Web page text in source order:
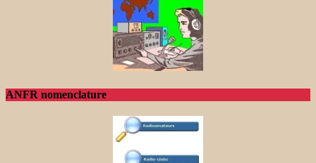
ANFR nomenclature